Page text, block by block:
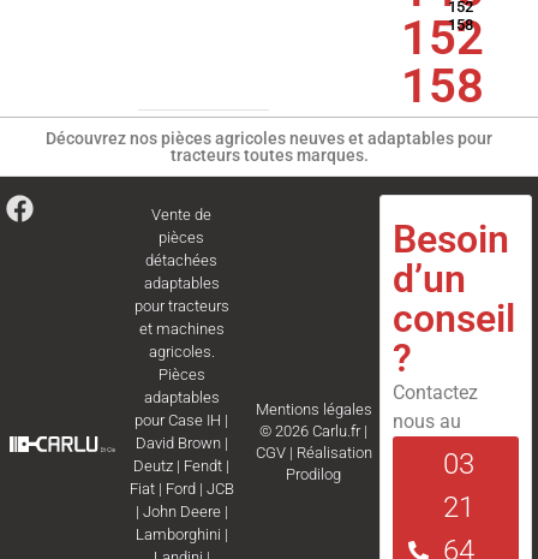
152
158
152
158
Découvrez nos pièces agricoles neuves et adaptables pour
tracteurs toutes marques.
Vente de
pièces
détachées
adaptables
pour tracteurs
et machines
agricoles.
Pièces
adaptables
pourCase IH |
David Brown|
Deutz | Fendt |
Fiat| Ford| JCB
| John Deere|
Lamborghini |
Mentions légales
© 2026 Carlu.fr |
CGV| Réalisation
Prodilog
Besoin
d’un
conseil
?
Contactez
nous au
03
21
64